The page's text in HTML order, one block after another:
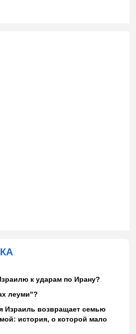
к ударам по Ирану?
леуми"?
Израиль возвращает семью
история, о которой мало